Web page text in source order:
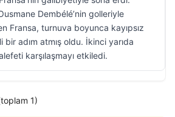
Dembélé’nin golleriyle
Fransa, turnuva boyunca kayıpsız
bir adım atmış oldu. İkinci yarıda
karşılaşmayı etkiledi.
1)